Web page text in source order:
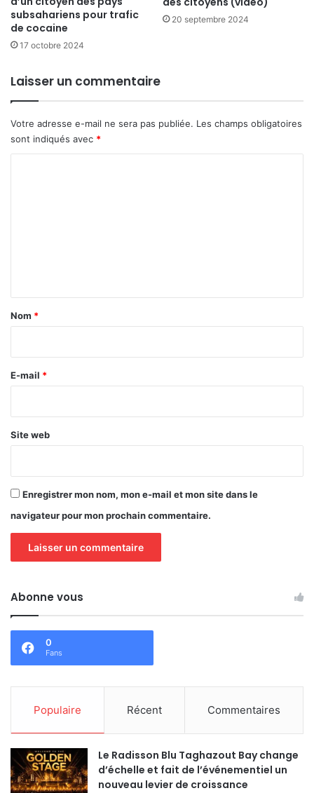
subsahariens pour trafic
de cocaine
17 octobre 2024
20 septembre 2024
Laisser un commentaire
Votre adresse e-mail ne sera pas publiée. Les champs obligatoires
sont indiqués avec *
a
e
Nom *
E-mail *
Site web
Enregistrer mon nom, mon e-mail et mon site dans le
navigateur pour mon prochain commentaire.
Abonne vous
0
Fans
Populaire Récent Commentaires
Le Radisson Blu Taghazout Bay change
d’échelle et fait de l’événementiel un
nouveau levier de croissance